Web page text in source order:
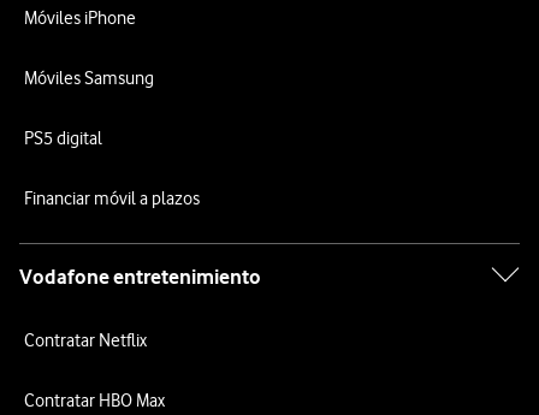
Móviles iPhone
Móviles Samsung
PS5 digital
Financiar móvil a plazos
Vodafone entretenimiento
Contratar Netflix
Contratar HBO Max